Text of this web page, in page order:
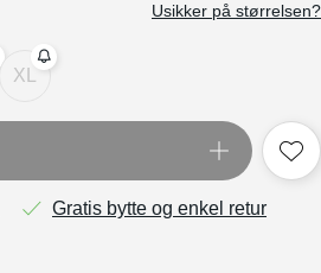
Usikker på størrelsen?
XL
Gratis bytte og enkel retur